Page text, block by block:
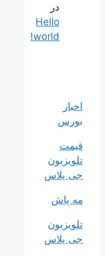
در
Hello
world!
اخبار
بورس
قیمت
تلویزیون
جی پلاس
مه پاش
تلویزیون
جی پلاس